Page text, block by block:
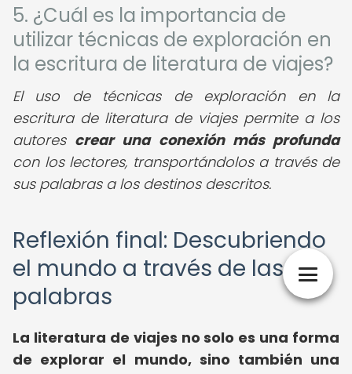
5. ¿Cuál es la importancia de
utilizar técnicas de exploración en
la escritura de literatura de viajes?
El uso de técnicas de exploración en la
escritura de literatura de viajes permite a los
autores crear una conexión más profunda
con los lectores, transportándolos a través de
sus palabras a los destinos descritos.
Reflexión final: Descubriendo
el mundo a través de las
palabras
La literatura de viajes no solo es una forma
de explorar el mundo, sino también una